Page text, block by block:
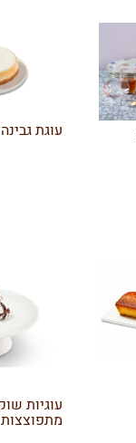
עוגת
עוגיות
מתפוצצות